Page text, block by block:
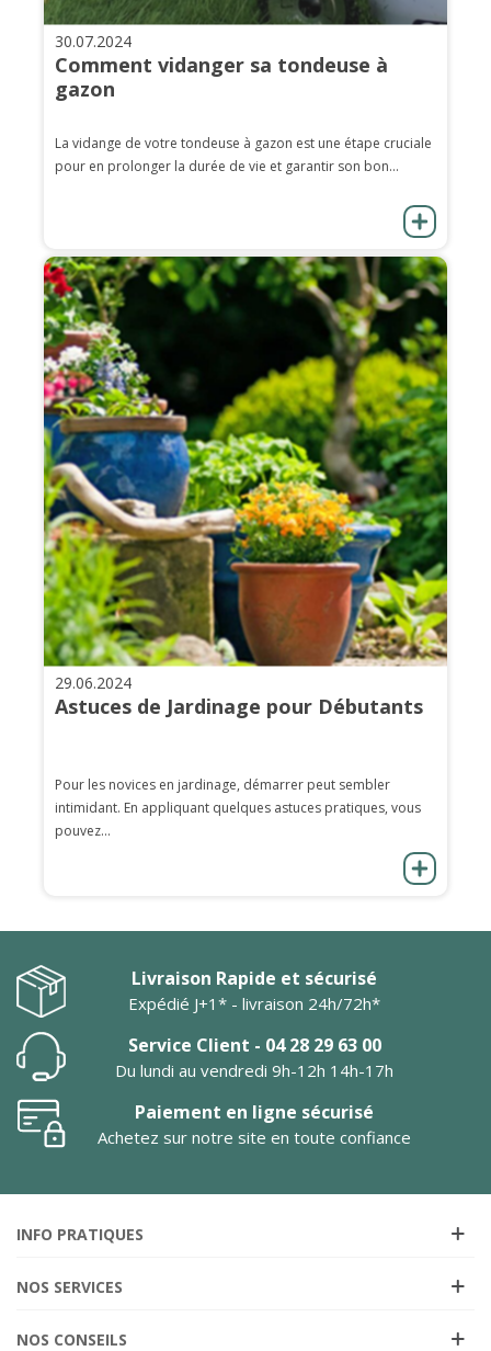
30.07.2024
Comment vidanger sa tondeuse à
gazon
La vidange de votre tondeuse à gazon est une étape cruciale
pour en prolonger la durée de vie et garantir son bon...
29.06.2024
Astuces de Jardinage pour Débutants
Pour les novices en jardinage, démarrer peut sembler
intimidant. En appliquant quelques astuces pratiques, vous
pouvez...
Livraison Rapide et sécurisé
Expédié J+1* - livraison 24h/72h*
Service Client - 04 28 29 63 00
Du lundi au vendredi 9h-12h 14h-17h
Paiement en ligne sécurisé
Achetez sur notre site en toute confiance
INFO PRATIQUES
NOS SERVICES
NOS CONSEILS